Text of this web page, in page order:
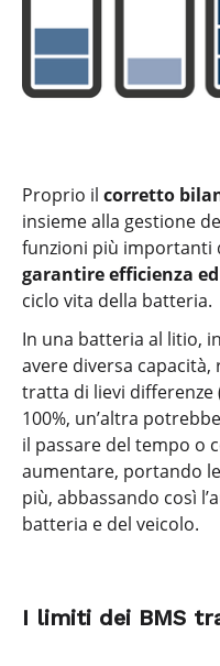
Proprio il corretto
insieme alla gestione
funzioni più importanti
garantire efficienza
ciclo vita della batteria.
In una batteria al litio,
avere diversa capacità,
tratta di lievi differenze
100%, un’altra
il passare del tempo o
aumentare, portando
più, abbassando così
batteria e del veicolo.
I limiti dei BMS